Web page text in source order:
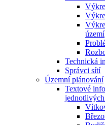
území
Technická
Správci sítí
Územní plánování
Textové